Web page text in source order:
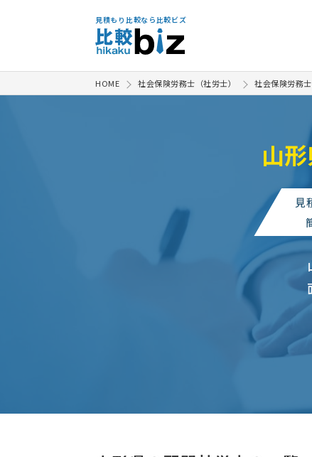
見積もり比較なら比較ビズ
HOME 社会保険労務士（社労士） 社会保険労務
山
見